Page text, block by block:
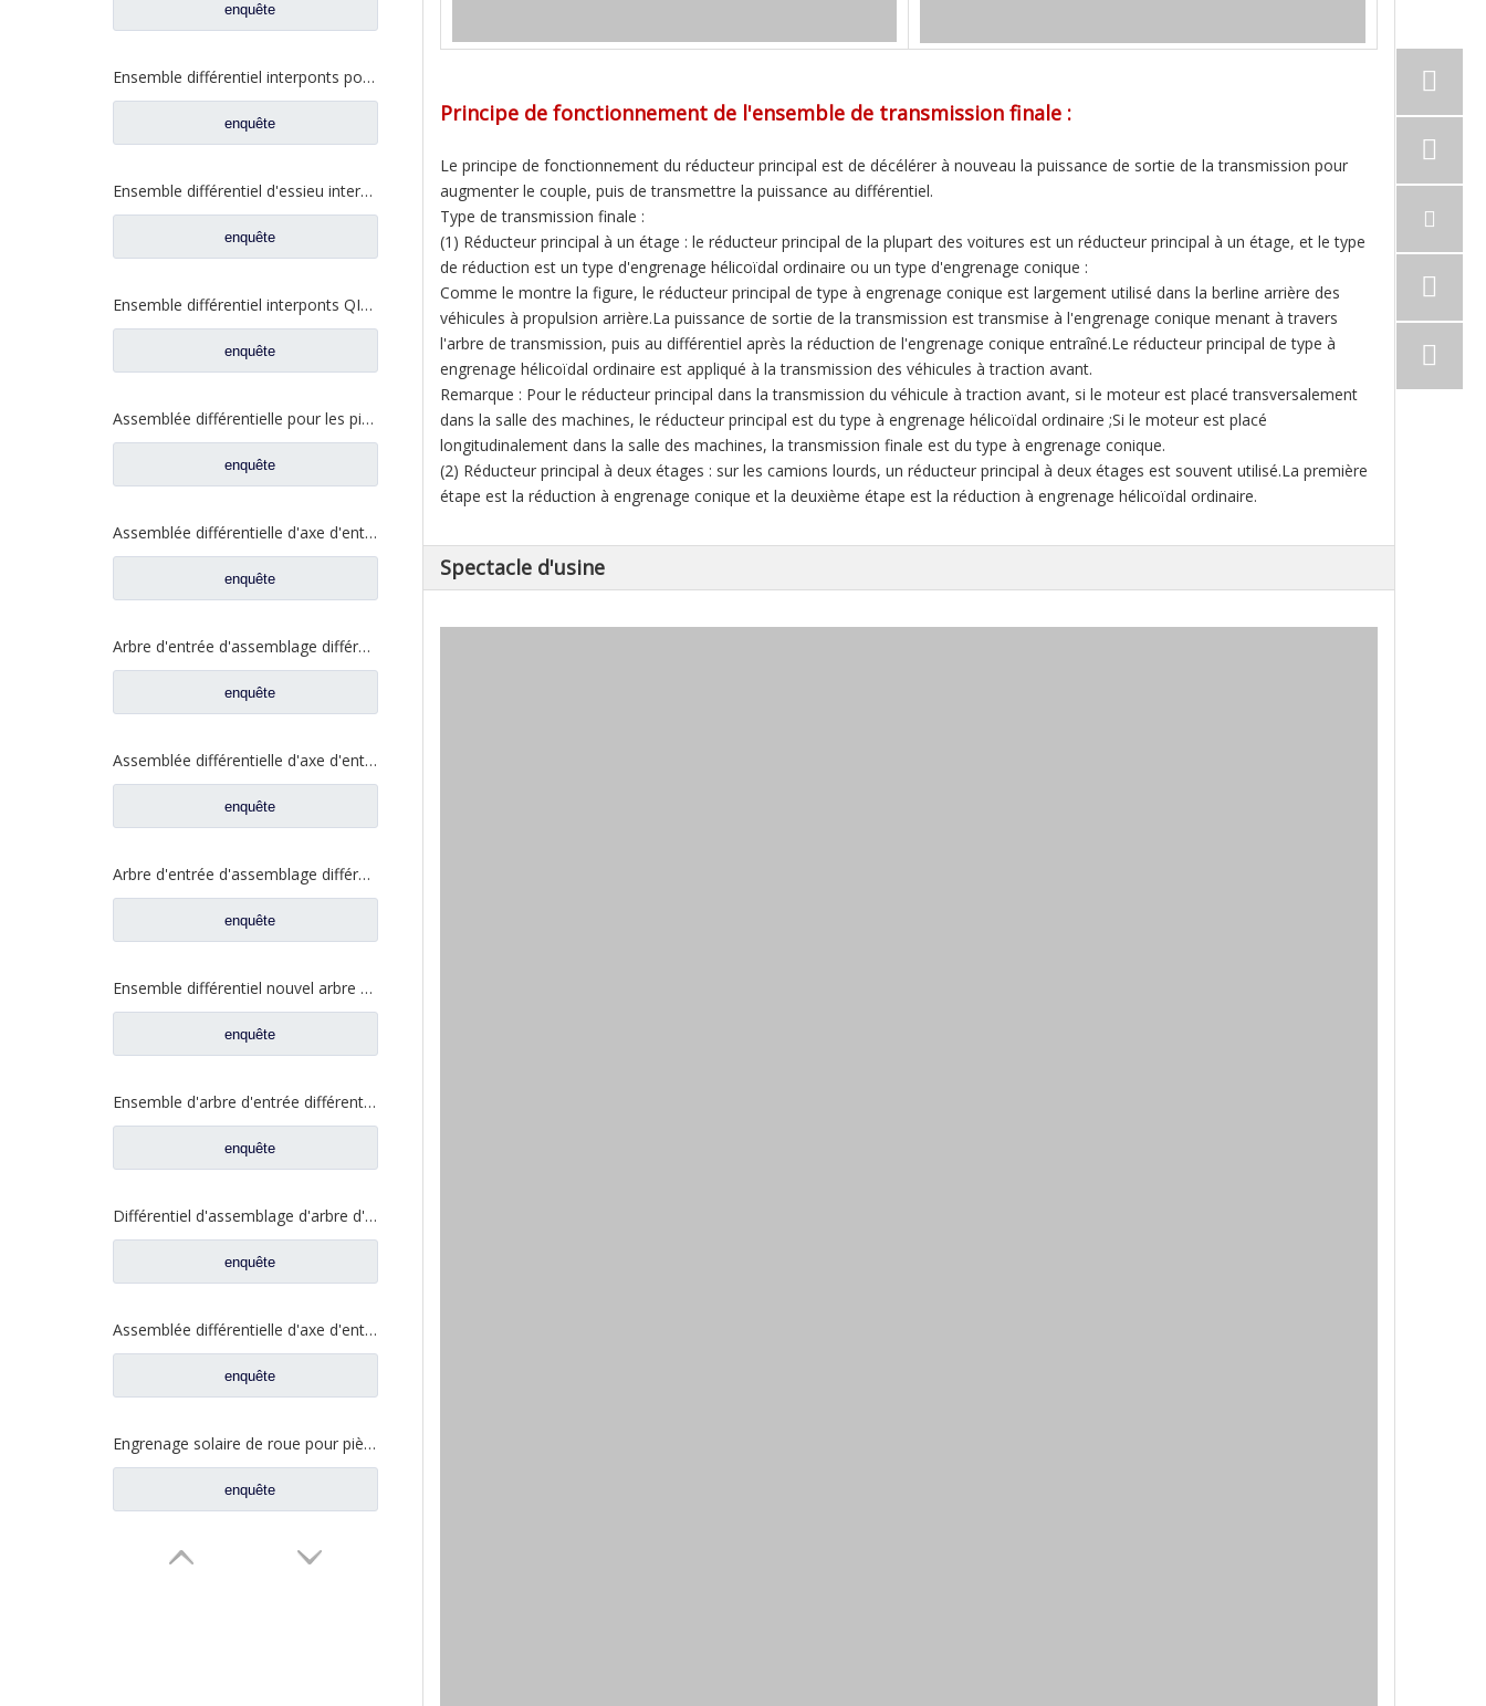
enquête
Ensemble différentiel interponts pour Prats de rechange de camion Faw Jiefang A0E 2507057-A6T
enquête
Ensemble différentiel d'essieu intermédiaire pour Prats de rechange de camion Dongfeng 460 2502ZAS01-415-ZC
enquête
Ensemble différentiel interponts QINGTE pour Prats de rechange de camion Faw Jiefang A0E QT435SH0-2510050
enquête
Assemblée différentielle pour les pièces de rechange automatiques DZ9114320706 de camion de Shacman Aolong
enquête
Assemblée différentielle d'axe d'entrée pour des pièces de rechange automatiques de camion de Shacman Delong 81.35606.0008
enquête
Arbre d'entrée d'assemblage différentiel pour pièces de rechange de camion à essieu Saic Hongyan Genlyon H6A WS2510C201/3 2510-0110
enquête
Assemblée différentielle d'axe d'entrée pour des pièces de rechange automatiques de camion de Shacman Delong 81.35100.6599
enquête
Arbre d'entrée d'assemblage différentiel pour Saic Hongyan nouveau KingKan H8B pièces de rechange de camion d'essieu 42119549 5801606629
enquête
Ensemble différentiel nouvel arbre d'entrée pour pièces de rechange de camion à essieu Saic Hongyan H8B 42119549 5801606629
enquête
Ensemble d'arbre d'entrée différentiel pour pièces de rechange automatiques de camion Shacman Delong Shacman Delong HD469-2510011
enquête
Différentiel d'assemblage d'arbre d'entrée pour pièces de rechange de camion à essieu Hi-Torque Saic Hongyan 2510-0110-5801271495
enquête
Assemblée différentielle d'axe d'entrée pour des pièces de rechange automatiques de camion de Shacman Delong 81.35100.6593
enquête
Engrenage solaire de roue pour pièces de rechange de camion Ford BN0407B0-3
enquête
Principe de fonctionnement de l'ensemble de transmission finale :
Le principe de fonctionnement du réducteur principal est de décélérer à nouveau la puissance de sortie de la transmission pour
augmenter le couple, puis de transmettre la puissance au différentiel.
Type de transmission finale :
(1) Réducteur principal à un étage : le réducteur principal de la plupart des voitures est un réducteur principal à un étage, et le type
de réduction est un type d'engrenage hélicoïdal ordinaire ou un type d'engrenage conique :
Comme le montre la figure, le réducteur principal de type à engrenage conique est largement utilisé dans la berline arrière des
véhicules à propulsion arrière.La puissance de sortie de la transmission est transmise à l'engrenage conique menant à travers
l'arbre de transmission, puis au différentiel après la réduction de l'engrenage conique entraîné.Le réducteur principal de type à
engrenage hélicoïdal ordinaire est appliqué à la transmission des véhicules à traction avant.
Remarque : Pour le réducteur principal dans la transmission du véhicule à traction avant, si le moteur est placé transversalement
dans la salle des machines, le réducteur principal est du type à engrenage hélicoïdal ordinaire ;Si le moteur est placé
longitudinalement dans la salle des machines, la transmission finale est du type à engrenage conique.
(2) Réducteur principal à deux étages : sur les camions lourds, un réducteur principal à deux étages est souvent utilisé.La première
étape est la réduction à engrenage conique et la deuxième étape est la réduction à engrenage hélicoïdal ordinaire.
Spectacle d'usine